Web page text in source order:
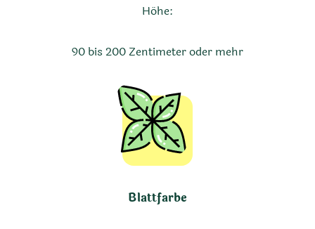
Höhe:
90 bis 200 Zentimeter oder mehr
Blattfarbe